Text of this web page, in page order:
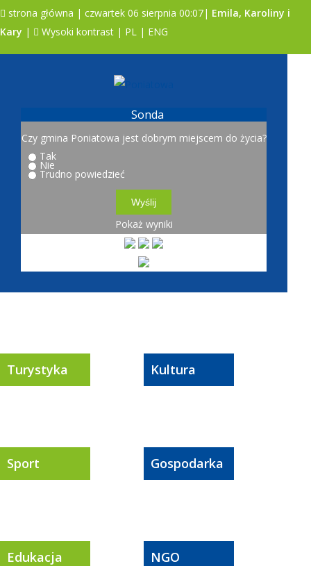
strona główna | czwartek 06 sierpnia 00:07| Emila, Karoliny i
Kary | Wysoki kontrast | PL | ENG
Sonda
Czy gmina Poniatowa jest dobrym miejscem do życia?
Tak
Nie
Trudno powiedzieć
Pokaż wyniki
Turystyka Kultura
Sport Gospodarka
Edukacja NGO